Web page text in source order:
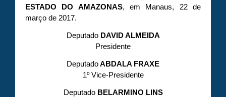
ESTADO DO AMAZONAS, em Manaus, 22 de
março de 2017.
DeputadoDAVID ALMEIDA
Presidente
DeputadoABDALA FRAXE
1º Vice-Presidente
DeputadoBELARMINO LINS